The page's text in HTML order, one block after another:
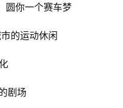
圆你一个赛车梦
的运动休闲
剧场